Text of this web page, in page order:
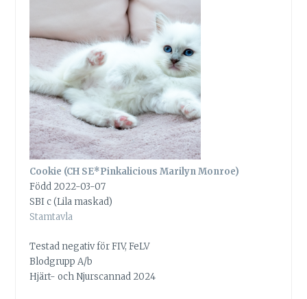
Cookie (CH SE*Pinkalicious Marilyn Monroe)
Född 2022-03-07
SBI c (Lila maskad)
Stamtavla
Testad negativ för FIV, FeLV
Blodgrupp A/b
Hjärt- och Njurscannad 2024